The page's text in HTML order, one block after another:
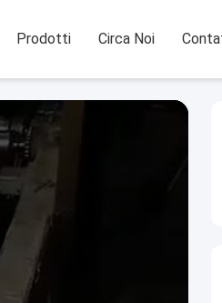
Prodotti Circa Noi